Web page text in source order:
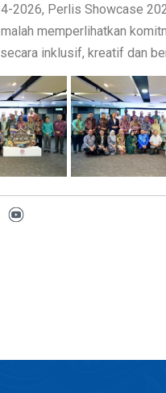
2026, Perlis Showcase
memperlihatkan
inklusif, kreatif dan